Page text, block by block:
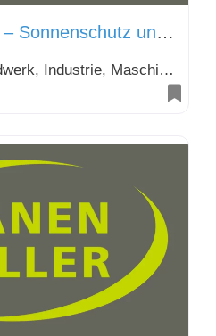
PLANEN-MÜLLER – Sonnenschutz und Wetterschutz
Dienstleister und Handwerk, Industrie, Maschinen und Produktion und Transport, Verkehr und Logistik